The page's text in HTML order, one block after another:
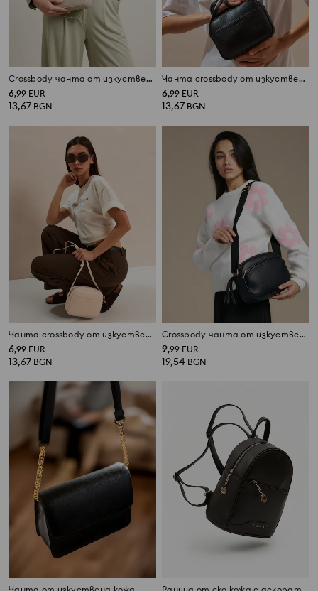
Crossbody чанта от изкуствена кожа
6,99 EUR
13,67 BGN
Чанта crossbody от изкуствена кожа
6,99 EUR
13,67 BGN
Чанта crossbody от изкуствена кожа
6,99 EUR
13,67 BGN
Crossbody чанта от изкуствена кожа
9,99 EUR
19,54 BGN